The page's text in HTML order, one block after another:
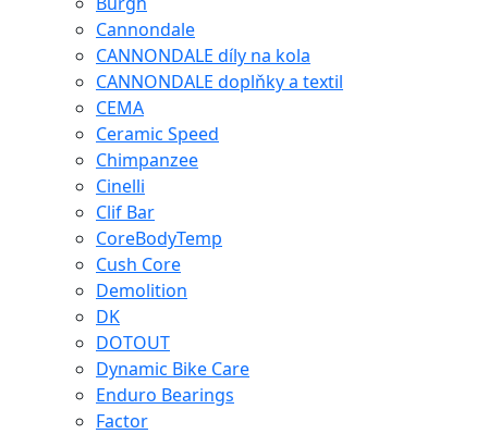
Cannondale
CANNONDALE díly na kola
CANNONDALE doplňky a textil
CEMA
Ceramic Speed
Chimpanzee
Cinelli
Clif Bar
CoreBodyTemp
Cush Core
Demolition
DK
DOTOUT
Dynamic Bike Care
Enduro Bearings
Factor